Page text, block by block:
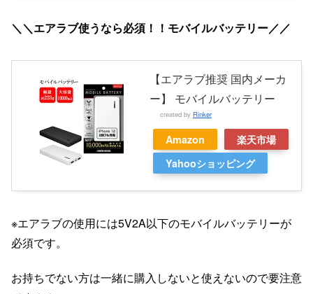
＼＼エアラブ使うなら必須！！モバイルバッテリー／／
【エアラブ推奨 国内メーカ
ー】 モバイルバッテリー
created by Rinker
Amazon
楽天市場
Yahooショッピング
※エアラブの使用には5V2A以下のモバイルバッテリーが
必須です。
お持ちでない方は一緒に購入しないと使えないので要注意